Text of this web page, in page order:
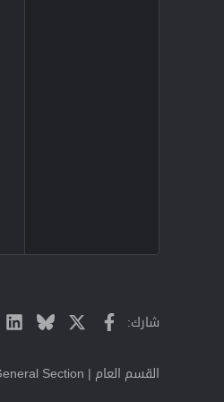
شارك: فيسبوك
X
Bluesky
القسم العام | General Section